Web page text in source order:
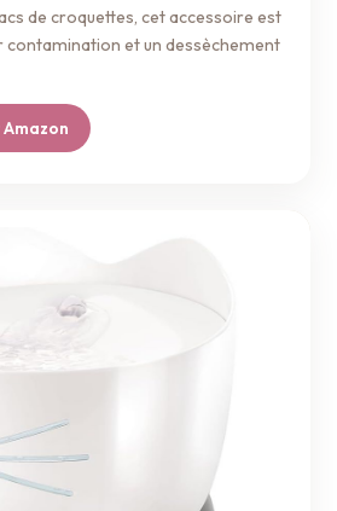
de croquettes, cet accessoire est
contamination et un dessèchement